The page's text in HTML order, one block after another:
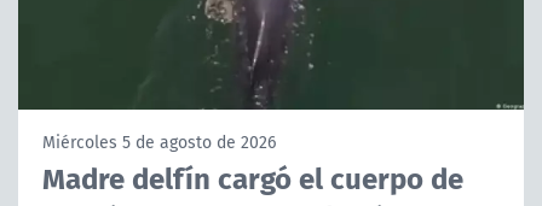
ACTUALIDAD Y TENDENCIAS
Miércoles 5 de agosto de 2026
Madre delfín cargó el cuerpo de